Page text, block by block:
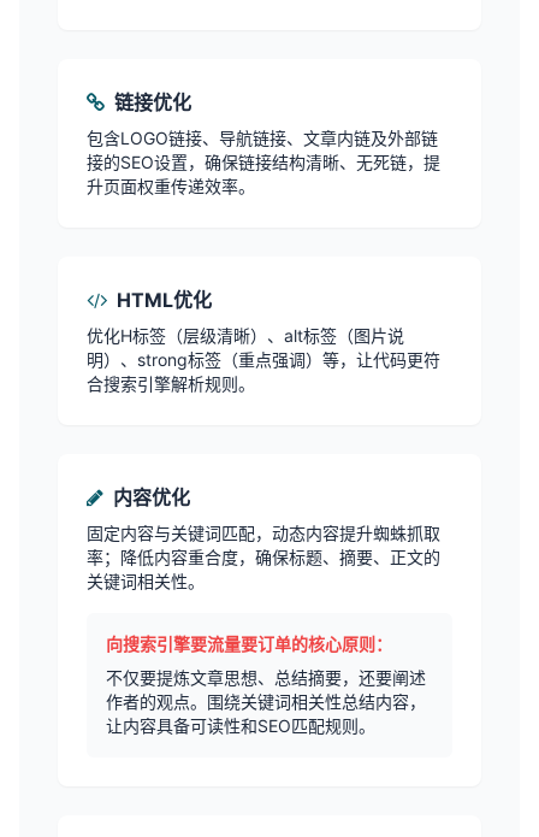
链接优化
包含LOGO链接、导航链接、文章内链及外部链
接的SEO设置，确保链接结构清晰、无死链，提
升页面权重传递效率。
HTML优化
优化H标签（层级清晰）、alt标签（图片说
明）、strong标签（重点强调）等，让代码更符
合搜索引擎解析规则。
内容优化
固定内容与关键词匹配，动态内容提升蜘蛛抓取
率；降低内容重合度，确保标题、摘要、正文的
关键词相关性。
向搜索引擎要流量要订单的核心原则：
不仅要提炼文章思想、总结摘要，还要阐述
作者的观点。围绕关键词相关性总结内容，
让内容具备可读性和SEO匹配规则。